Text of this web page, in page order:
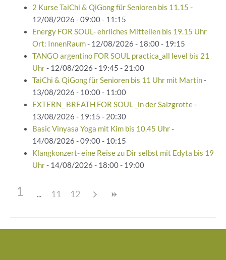
2 Kurse TaiChi & QiGong für Senioren bis 11.15 -
12/08/2026 - 09:00 - 11:15
Energy FOR SOUL- ehrliches Mitteilen bis 19.15 Uhr
Ort: InnenRaum- 12/08/2026 - 18:00 - 19:15
TANGO argentino FOR SOUL practica_all level bis 21
Uhr- 12/08/2026 - 19:45 - 21:00
TaiChi & QiGong für Senioren bis 11 Uhr mit Martin-
13/08/2026 - 10:00 - 11:00
EXTERN_ BREATH FOR SOUL _in der Salzgrotte-
13/08/2026 - 19:15 - 20:30
Basic Vinyasa Yoga mit Kim bis 10.45 Uhr-
14/08/2026 - 09:00 - 10:15
Klangkonzert- eine Reise zu Dir selbst mit Edyta bis 19
Uhr- 14/08/2026 - 18:00 - 19:00
1 11 12